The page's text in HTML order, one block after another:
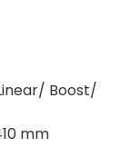
Boost/
mm